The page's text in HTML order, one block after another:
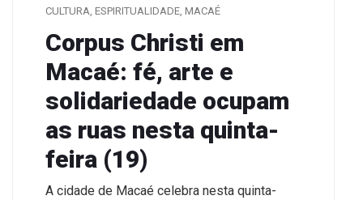
CULTURA, ESPIRITUALIDADE, MACAÉ
Corpus Christi em
Macaé: fé, arte e
solidariedade ocupam
as ruas nesta quinta-
feira (19)
A cidade de Macaé celebra nesta quinta-